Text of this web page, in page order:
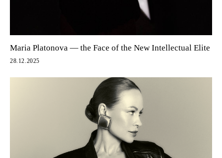
Maria Platonova — the Face of the New Intellectual Elite
28.12.2025